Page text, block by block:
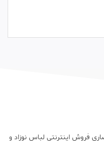
فروش اینترنتی لباس نوزاد و